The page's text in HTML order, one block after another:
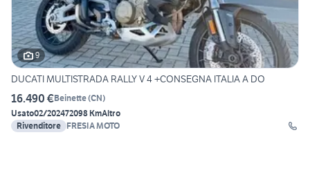
9
DUCATI MULTISTRADA RALLY V 4 +CONSEGNA ITALIA A DO
16.490 €Beinette(CN)
Usato02/202472098 KmAltro
Rivenditore FRESIA MOTO